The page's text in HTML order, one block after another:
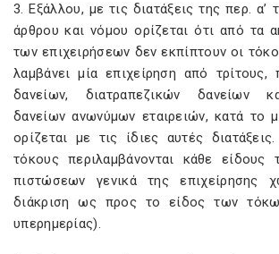
3. Εξάλλου, με τις διατάξεις της περ.
άρθρου και νόμου ορίζεται ότι από τα
των επιχειρήσεων δεν εκπίπτουν οι
λαμβάνει μία επιχείρηση από τρίτους,
δανείων, διατραπεζικών δανείων
δανείων ανωνύμων εταιρειών, κατά το
ορίζεται με τις ίδιες αυτές
τόκους περιλαμβάνονται κάθε είδους
πιστώσεων γενικά της επιχείρησης
διάκριση ως προς το είδος των
υπερημερίας).